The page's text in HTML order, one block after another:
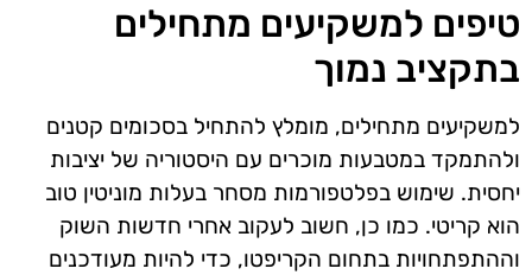
טיפים למשקיעים מתחילים
בתקציב נמוך
למשקיעים מתחילים, מומלץ להתחיל בסכומים קטנים
ולהתמקד במטבעות מוכרים עם היסטוריה של יציבות
יחסית. שימוש בפלטפורמות מסחר בעלות מוניטין טוב
הוא קריטי. כמו כן, חשוב לעקוב אחרי חדשות השוק
וההתפתחויות בתחום הקריפטו, כדי להיות מעודכנים